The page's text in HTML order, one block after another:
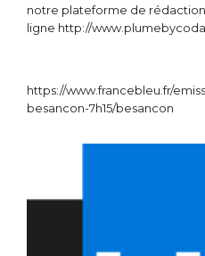
notre plateforme de
ligne http://
https://www.francebleu.fr/
besancon-7h15/besancon